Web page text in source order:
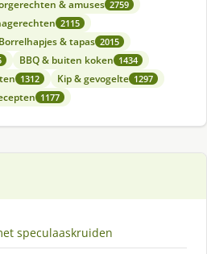
& amuses 2759
2115
Borrelhapjes & tapas 2015
BBQ & buiten koken 1434
1312 Kip & gevogelte 1297
1177
speculaaskruiden